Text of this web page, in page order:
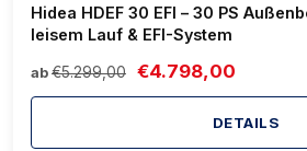
Hidea HDEF 30 EFI – 30 PS
leisem Lauf & EFI-System
ab €5.299,00 €4.798,00
DETAILS